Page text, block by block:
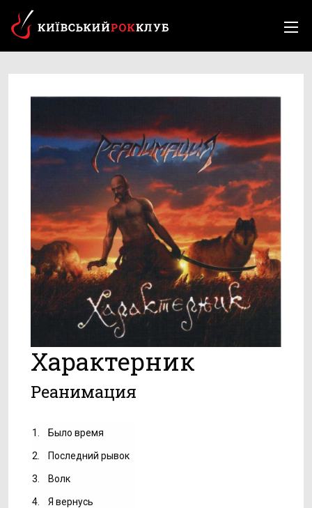
Характерник
Реанимация
1. Было время
2. Последний рывок
3. Волк
4. Я вернусь